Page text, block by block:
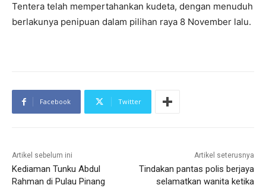
Tentera telah mempertahankan kudeta, dengan menuduh
berlakunya penipuan dalam pilihan raya 8 November lalu.
Facebook Twitter
Artikel sebelum ini
Kediaman Tunku Abdul
Rahman di Pulau Pinang
Artikel seterusnya
Tindakan pantas polis berjaya
selamatkan wanita ketika